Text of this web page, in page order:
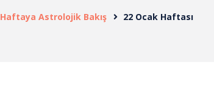
Haftaya Astrolojik Bakış 22 Ocak Haftası